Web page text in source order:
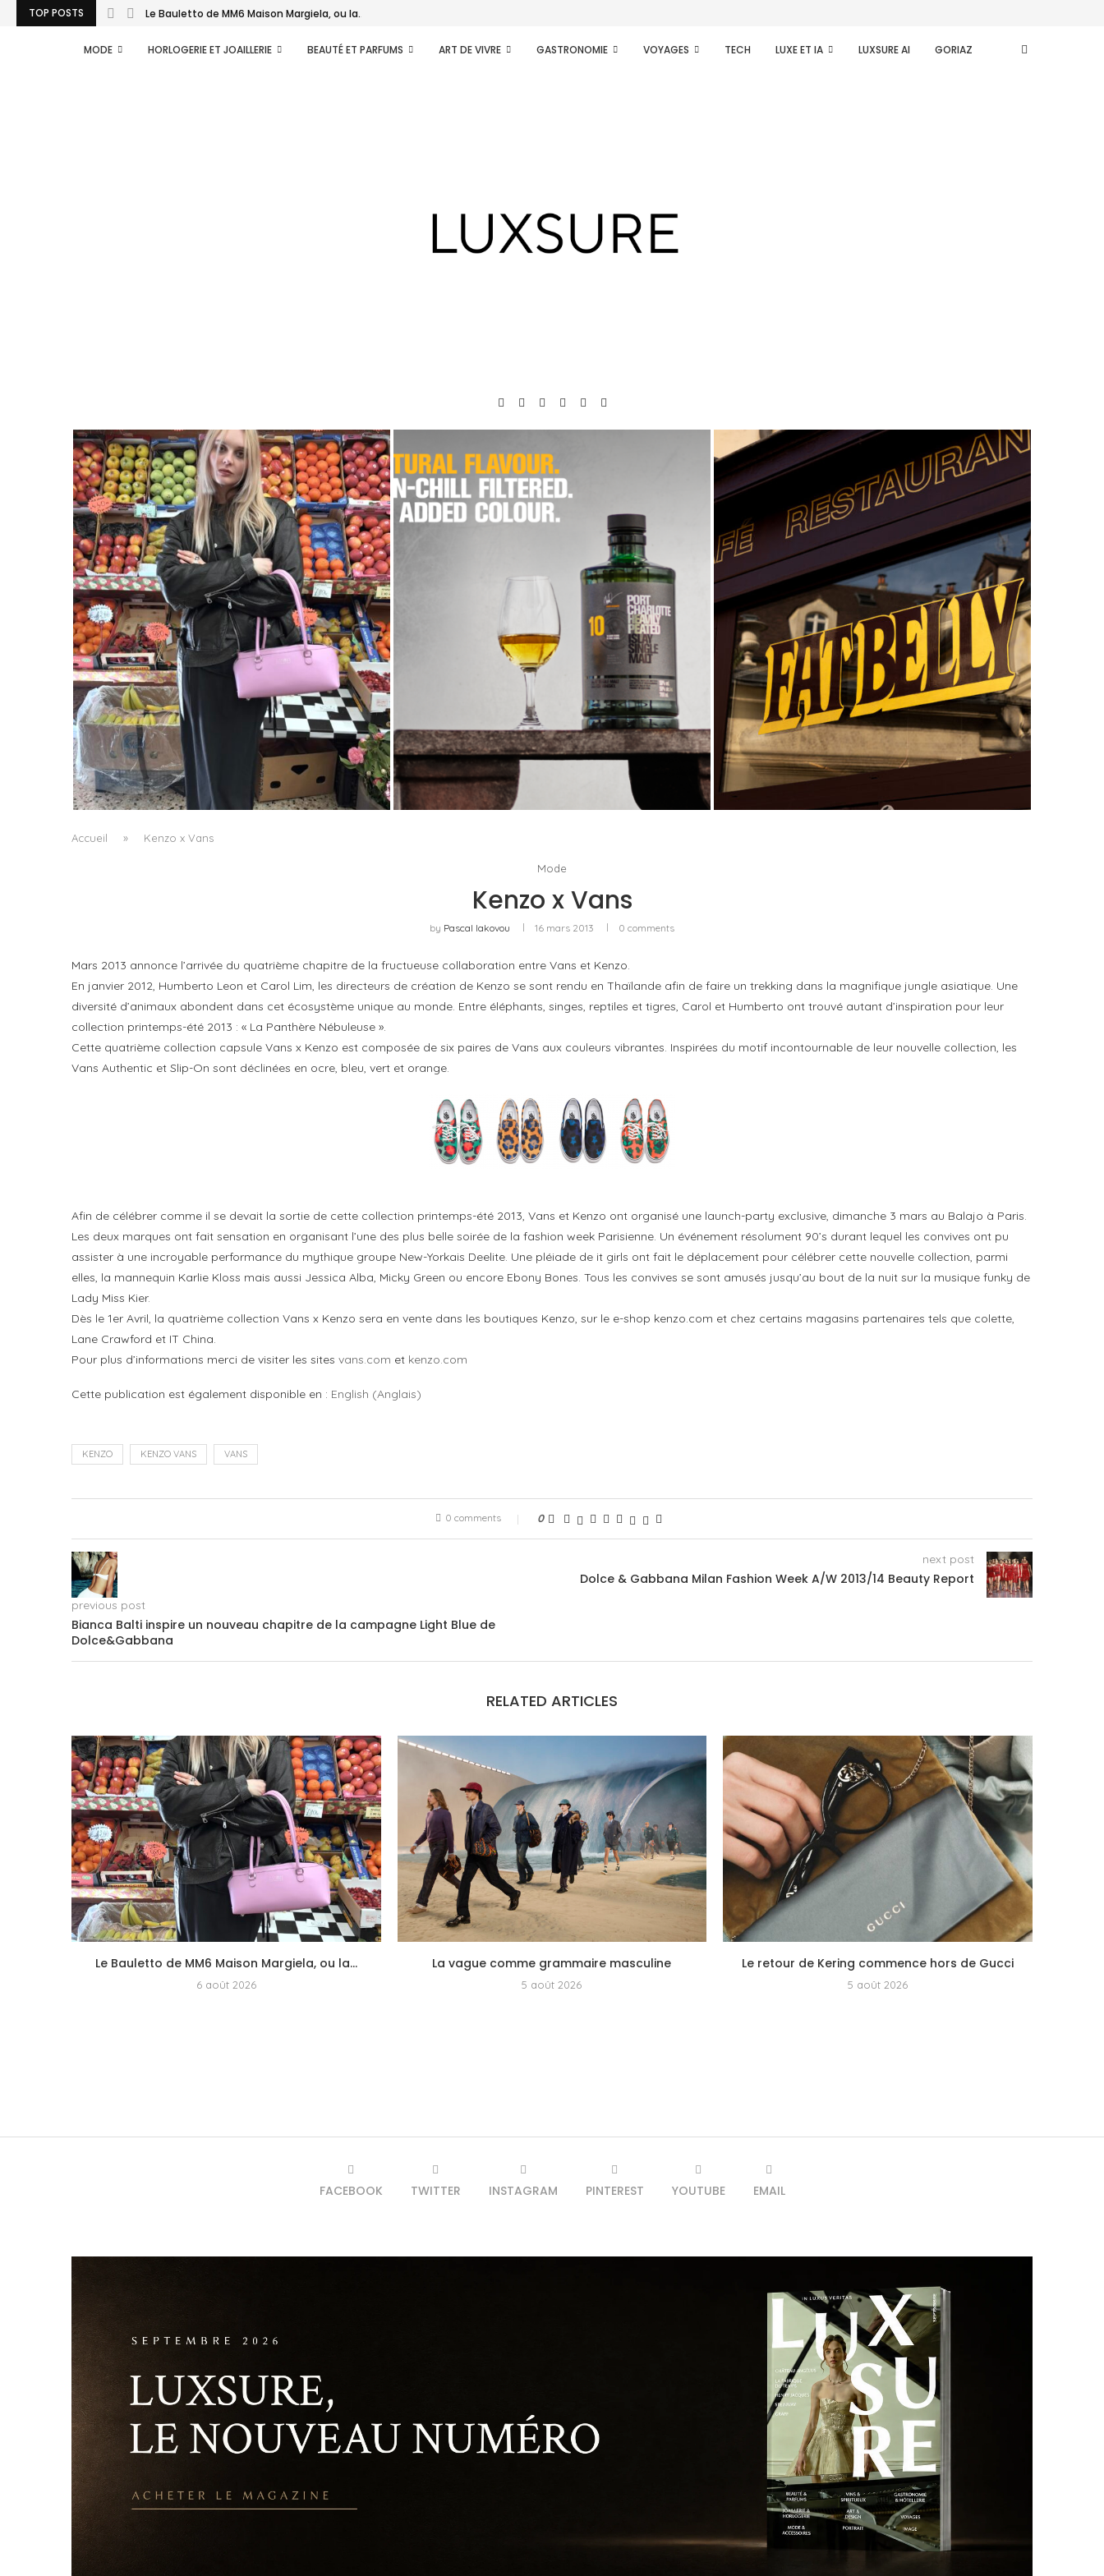
TOP POSTS Le Bauletto de MM6 Maison Margiela, ou la...
MODE HORLOGERIE ET JOAILLERIE BEAUTÉ ET PARFUMS ART DE VIVRE GASTRONOMIE VOYAGES TECH LUXE ET IA LUXSURE AI GORIAZ
LE BAULETTO DE MM6 MAISON MARGIELA, OU
LA GÉOMÉTRIE COMME SEUL ORNEMENT
by Pascal Iakovou
PORT CHARLOTTE 10 : CE QUE 40 PPM DIT
D’UNE RÉCOMPENSE SANS...
by
FAT BELLY, LA RÔTISSERIE ASIATIQUE COMME
CUISINE DU TEMPS LONG
Accueil » Kenzo x Vans
Mode
Kenzo x Vans
by Pascal Iakovou 16 mars 2013 0 comments
Mars 2013 annonce l’arrivée du quatrième chapitre de la fructueuse collaboration entre Vans et Kenzo.
En janvier 2012, Humberto Leon et Carol Lim, les directeurs de création de Kenzo se sont rendu en Thaïlande afin de faire un trekking dans la magnifique jungle asiatique. Une
diversité d’animaux abondent dans cet écosystème unique au monde. Entre éléphants, singes, reptiles et tigres, Carol et Humberto ont trouvé autant d’inspiration pour leur
collection printemps-été 2013 : « La Panthère Nébuleuse ».
Cette quatrième collection capsule Vans x Kenzo est composée de six paires de Vans aux couleurs vibrantes. Inspirées du motif incontournable de leur nouvelle collection, les
Vans Authentic et Slip-On sont déclinées en ocre, bleu, vert et orange.
Afin de célébrer comme il se devait la sortie de cette collection printemps-été 2013, Vans et Kenzo ont organisé une launch-party exclusive, dimanche 3 mars au Balajo à Paris.
Les deux marques ont fait sensation en organisant l’une des plus belle soirée de la fashion week Parisienne. Un événement résolument 90’s durant lequel les convives ont pu
assister à une incroyable performance du mythique groupe New-Yorkais Deelite. Une pléiade de it girls ont fait le déplacement pour célébrer cette nouvelle collection, parmi
elles, la mannequin Karlie Kloss mais aussi Jessica Alba, Micky Green ou encore Ebony Bones. Tous les convives se sont amusés jusqu’au bout de la nuit sur la musique funky de
Lady Miss Kier.
Dès le 1er Avril, la quatrième collection Vans x Kenzo sera en vente dans les boutiques Kenzo, sur le e-shop kenzo.com et chez certains magasins partenaires tels que colette,
Lane Crawford et IT China.
Pour plus d’informations merci de visiter les sites vans.com et kenzo.com
Cette publication est également disponible en : English (Anglais)
KENZO KENZO VANS VANS
0 comments 0
previous post
Bianca Balti inspire un nouveau chapitre de la campagne Light Blue de
Dolce&Gabbana
next post
Dolce & Gabbana Milan Fashion Week A/W 2013/14 Beauty Report
RELATED ARTICLES
Le Bauletto de MM6 Maison Margiela, ou la...
6 août 2026
La vague comme grammaire masculine
5 août 2026
Le retour de Kering commence hors de Gucci
5 août 2026
FACEBOOK TWITTER INSTAGRAM PINTEREST YOUTUBE EMAIL